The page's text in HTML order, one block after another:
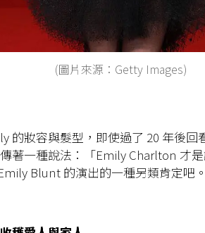
(圖片來源：Getty Images)
的妝容與髮型，即使過了 20 年後
著一種說法：「Emily Charlton 才
Blunt 的演出的一種另類肯定吧。